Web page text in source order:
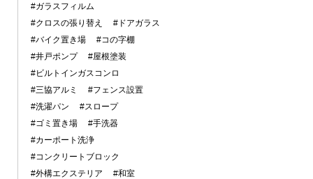
#ガラスフィルム
#クロスの張り替え
#ドアガラス
#バイク置き場
#コの字棚
#井戸ポンプ
#屋根塗装
#ビルトインガスコンロ
#三協アルミ
#フェンス設置
#洗濯パン
#スロープ
#ゴミ置き場
#手洗器
#カーポート洗浄
#コンクリートブロック
#外構エクステリア
#和室